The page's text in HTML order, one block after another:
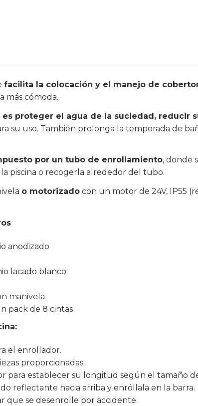
facilita la colocación y el manejo de
más cómoda.
proteger el agua de la suciedad, reducir
su uso. También prolonga la temporada de
por un tubo de enrollamiento, donde
piscina o recogerla alrededor del tubo.
o motorizado con un motor de 24V, IP55
anodizado
lacado blanco
manivela
pack de 8 cintas
el enrollador.
proporcionadas.
para establecer su longitud según el tamaño
reflectante hacia arriba y enróllala en la barra.
que se desenrolle por accidente.